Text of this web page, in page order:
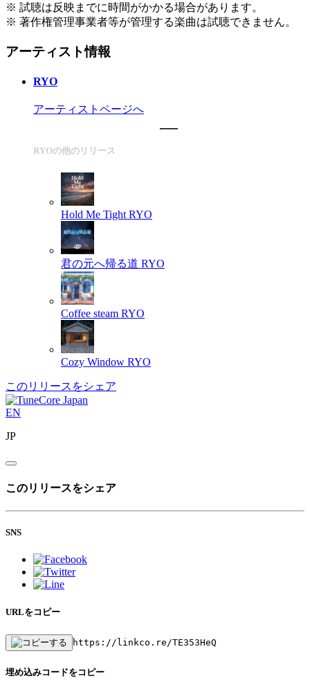
※ 試聴は反映までに時間がかかる場合があります。
※ 著作権管理事業者等が管理する楽曲は試聴できません。
アーティスト情報
RYO
アーティストページへ
RYOの他のリリース
Hold Me Tight RYO
君の元へ帰る道 RYO
Coffee steam RYO
Cozy Window RYO
このリリースをシェア
EN
JP
このリリースをシェア
SNS
URLをコピー
https://linkco.re/TE353HeQ
埋め込みコードをコピー